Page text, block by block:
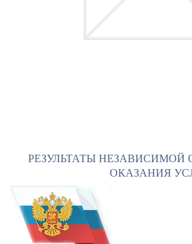
РЕЗУЛЬТАТЫ НЕЗАВИСИМОЙ
ОКАЗАНИЯ